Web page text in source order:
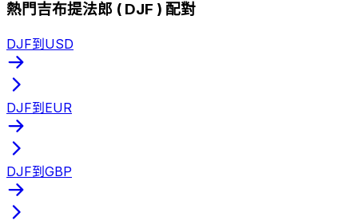
熱門吉布提法郎 ( DJF ) 配對
DJF到USD
DJF到EUR
DJF到GBP